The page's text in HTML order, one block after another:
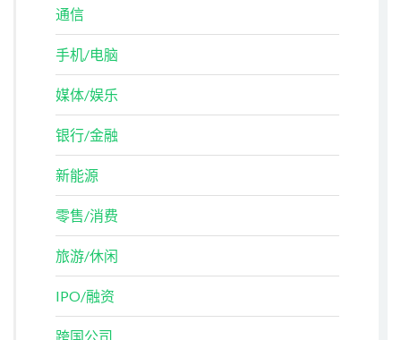
通信
手机/电脑
媒体/娱乐
银行/金融
新能源
零售/消费
旅游/休闲
IPO/融资
跨国公司